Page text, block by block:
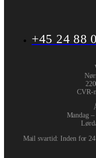
+45 24 88
CVR-
Mandag
Mail svartid: Inden for